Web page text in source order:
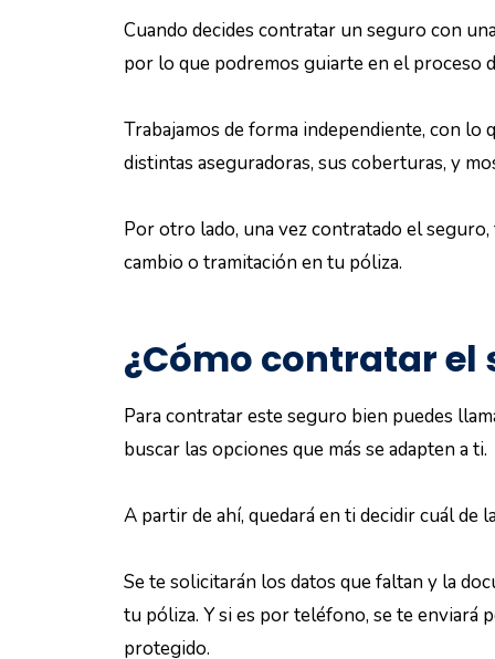
Cuando decides contratar un seguro con
por lo que podremos guiarte en el proceso
Trabajamos de forma independiente, con lo
distintas aseguradoras, sus coberturas, y
Por otro lado, una vez contratado el
cambio o tramitación en tu póliza.
¿Cómo contratar el
Para contratar este seguro bien puedes
buscar las opciones que más se adapten a ti.
A partir de ahí, quedará en ti decidir cuál de
Se te solicitarán los datos que faltan y la
tu póliza. Y si es por teléfono, se te enviará
protegido.